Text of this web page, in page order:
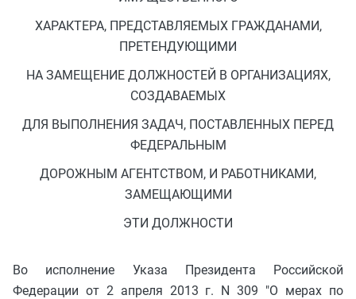
ХАРАКТЕРА, ПРЕДСТАВЛЯЕМЫХ ГРАЖДАНАМИ,
ПРЕТЕНДУЮЩИМИ
НА ЗАМЕЩЕНИЕ ДОЛЖНОСТЕЙ В ОРГАНИЗАЦИЯХ,
СОЗДАВАЕМЫХ
ДЛЯ ВЫПОЛНЕНИЯ ЗАДАЧ, ПОСТАВЛЕННЫХ ПЕРЕД
ФЕДЕРАЛЬНЫМ
ДОРОЖНЫМ АГЕНТСТВОМ, И РАБОТНИКАМИ,
ЗАМЕЩАЮЩИМИ
ЭТИ ДОЛЖНОСТИ
Во исполнение Указа Президента Российской
Федерации от 2 апреля 2013 г. N 309 "О мерах по